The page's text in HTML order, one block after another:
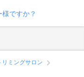
ですか？
ミングサロン